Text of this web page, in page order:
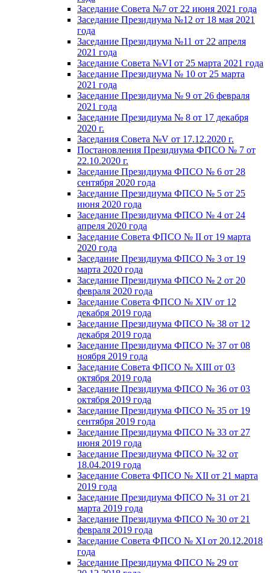
Заседание Совета №7 от 22 июня 2021 года
Заседание Президиума №12 от 18 мая 2021
года
Заседание Президиума №11 от 22 апреля
2021 года
Заседание Совета №VI от 25 марта 2021 года
Заседание Президиума № 10 от 25 марта
2021 года
Заседание Президиума № 9 от 26 февраля
2021 года
Заседание Президиума № 8 от 17 декабря
2020 г.
Заседания Совета №V от 17.12.2020 г.
Постановления Президиума ФПСО № 7 от
22.10.2020 г.
Заседание Президиума ФПСО № 6 от 28
сентября 2020 года
Заседание Президиума ФПСО № 5 от 25
июня 2020 года
Заседание Президиума ФПСО № 4 от 24
апреля 2020 года
Заседание Совета ФПСО № II от 19 марта
2020 года
Заседание Президиума ФПСО № 3 от 19
марта 2020 года
Заседание Президиума ФПСО № 2 от 20
февраля 2020 года
Заседание Совета ФПСО № XIV от 12
декабря 2019 года
Заседание Президиума ФПСО № 38 от 12
декабря 2019 года
Заседание Президиума ФПСО № 37 от 08
ноября 2019 года
Заседание Совета ФПСО № XIII от 03
октября 2019 года
Заседание Президиума ФПСО № 36 от 03
октября 2019 года
Заседание Президиума ФПСО № 35 от 19
сентября 2019 года
Заседание Президиума ФПСО № 33 от 27
июня 2019 года
Заседание Президиума ФПСО № 32 от
18.04.2019 года
Заседание Совета ФПСО № XII от 21 марта
2019 года
Заседание Президиума ФПСО № 31 от 21
марта 2019 года
Заседание Президиума ФПСО № 30 от 21
февраля 2019 года
Заседание Совета ФПСО № XI от 20.12.2018
года
Заседание Президиума ФПСО № 29 от